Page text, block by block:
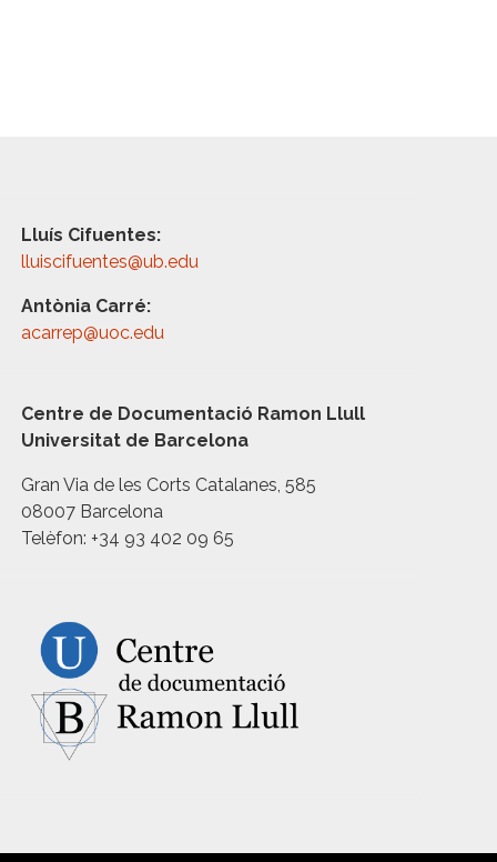
Lluís Cifuentes:
lluiscifuentes@ub.edu
Antònia Carré:
acarrep@uoc.edu
Centre de Documentació Ramon Llull
Universitat de Barcelona
Gran Via de les Corts Catalanes, 585
08007 Barcelona
Telèfon: +34 93 402 09 65